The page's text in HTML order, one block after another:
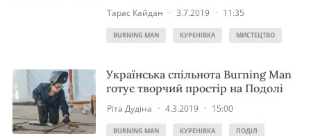
Тарас Кайдан · 3.7.2019 · 11:35
BURNING MAN КУРЕНІВКА МИСТЕЦТВО
Українська спільнота Burning Man
готує творчий простір на Подолі
Ріта Дудіна · 4.3.2019 · 15:00
BURNING MAN КУРЕНІВКА ПОДІЛ